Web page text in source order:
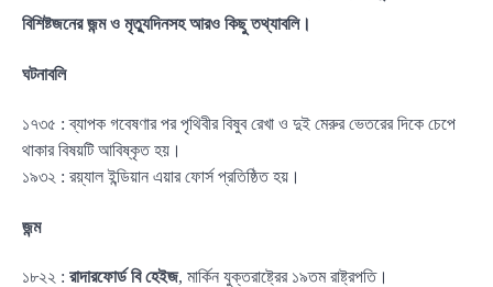
বিশিষ্টজনের জন্ম ও মৃত্যুদিনসহ আরও কিছু তথ্যাবলি।
ঘটনাবলি
১৭৩৫ : ব্যাপক গবেষণার পর পৃথিবীর বিষুব রেখা ও দুই মেরুর ভেতরের দিকে চেপে
থাকার বিষয়টি আবিষ্কৃত হয়।
১৯৩২ : রয়্যাল ইন্ডিয়ান এয়ার ফোর্স প্রতিষ্ঠিত হয়।
জন্ম
১৮২২ : রাদারফোর্ড বি হেইজ, মার্কিন যুক্তরাষ্ট্রের ১৯তম রাষ্ট্রপতি।